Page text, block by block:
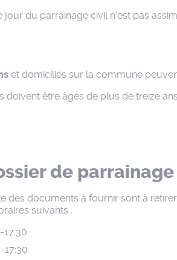
du parrainage civil n’est pas
et domiciliés sur la commune
doivent être âgés de plus de treize
de
des documents à fournir sont à
suivants :
17:30
17:30